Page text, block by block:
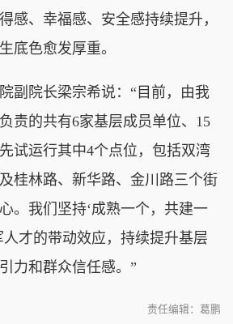
感、幸福感、安全感持续提升，
底色愈发厚重。
院长梁宗希说：“目前，由我
责的共有6家基层成员单位、15
试运行其中4个点位，包括双湾
桂林路、新华路、金川路三个街
。我们坚持‘成熟一个，共建一
人才的带动效应，持续提升基层
力和群众信任感。”
责任编辑：葛鹏